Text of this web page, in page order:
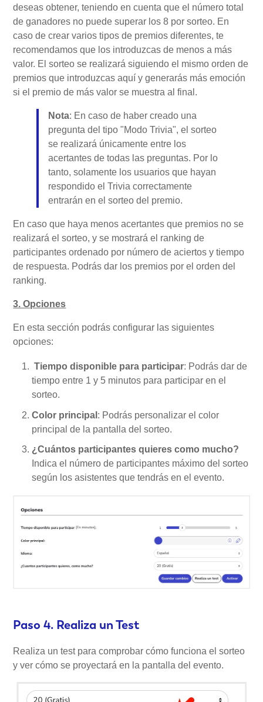
deseas obtener, teniendo en cuenta que el número total
de ganadores no puede superar los 8 por sorteo. En
caso de crear varios tipos de premios diferentes, te
recomendamos que los introduzcas de menos a más
valor. El sorteo se realizará siguiendo el mismo orden de
premios que introduzcas aquí y generarás más emoción
si el premio de más valor se muestra al final.
Nota: En caso de haber creado una
pregunta del tipo "Modo Trivia", el sorteo
se realizará únicamente entre los
acertantes de todas las preguntas. Por lo
tanto, solamente los usuarios que hayan
respondido el Trivia correctamente
entrarán en el sorteo del premio.
En caso que haya menos acertantes que premios no se
realizará el sorteo, y se mostrará el ranking de
participantes ordenado por número de aciertos y tiempo
de respuesta. Podrás dar los premios por el orden del
ranking.
3. Opciones
En esta sección podrás configurar las siguientes
opciones:
Tiempo disponible para participar: Podrás dar de
tiempo entre 1 y 5 minutos para participar en el
sorteo.
Color principal : Podrás personalizar el color
principal de la pantalla del sorteo.
¿Cuántos participantes quieres como mucho?
Indica el número de participantes máximo del sorteo
según los asistentes que tendrás en el evento.
Paso 4. Realiza un Test
Realiza un test para comprobar cómo funciona el sorteo
y ver cómo se proyectará en la pantalla del evento.